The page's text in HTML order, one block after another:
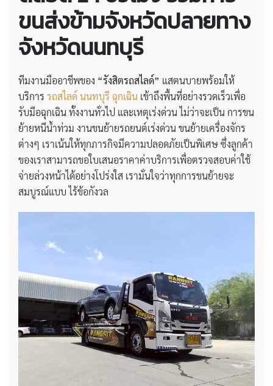
ขนส่งข้ามจังหวัดปลายทาง
จังหวัดนนทบุรี
ทีมงานมืออาชีพของ “รังสิตรถสไลด์” แสตนบายพร้อมให้
บริการ รถสไลด์ นนทบุรี ฉุกเฉิน เข้าถึงพื้นที่อย่างรวดเร็วเพื่อ
รับมือฉุกเฉิน ทั้งงานทั่วไป และเหตุเร่งด่วน ไม่ว่าจะเป็น การขน
ย้ายหนีน้ำท่วม งานขนย้ายรถยนต์เร่งด่วน ขนย้ายเครื่องจักร
ต่างๆ เราเน้นให้ทุกภารกิจมีความปลอดภัยเป็นพิเศษ ซึ่งลูกค้า
ของเราสามารถขอใบเสนอราคาค่าบริการเพื่อตรวจสอบค่าใช้
จ่ายล่วงหน้าได้อย่างโปร่งใส เรามั่นใจว่าทุกการขนย้ายจะ
สมบูรณ์แบบ ไร้ข้อกังวล